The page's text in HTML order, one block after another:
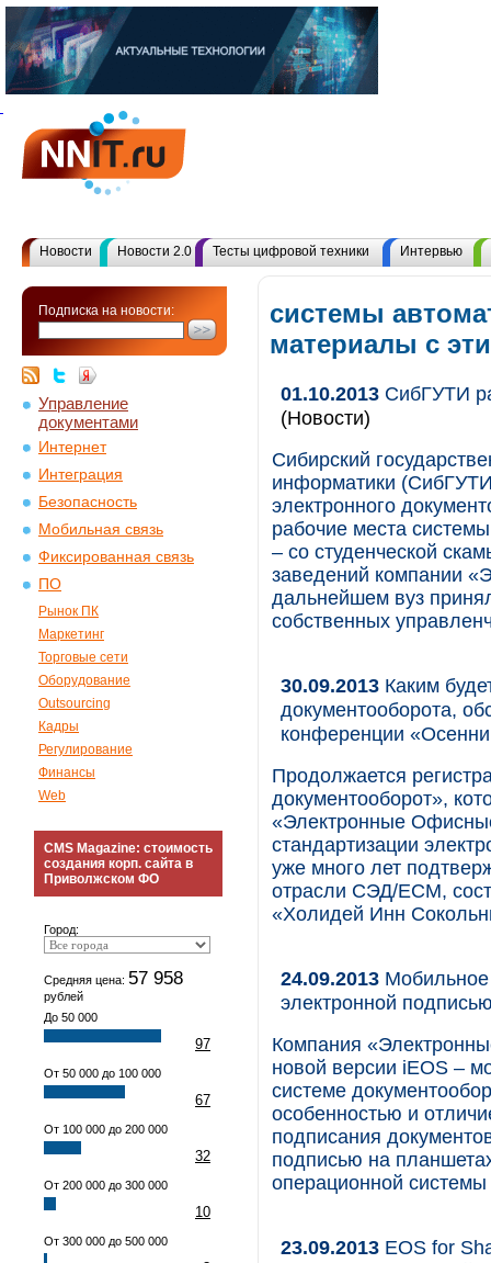
Новости Новости 2.0 Тесты цифровой техники Интервью
Подписка на новости:
Управление
документами
Интернет
Интеграция
Безопасность
Мобильная связь
Фиксированная связь
ПО
Рынок ПК
Маркетинг
Торговые сети
Оборудование
Outsourcing
Кадры
Регулирование
Финансы
Web
CMS Magazine: стоимость
создания корп. сайта в
Приволжском ФО
Город:
Средняя цена: 57 958
рублей
До 50 000
97
От 50 000 до 100 000
67
От 100 000 до 200 000
32
От 200 000 до 300 000
10
От 300 000 до 500 000
системы
материалы с
01.10.2013 СибГУТИ
(Новости)
Сибирский
информатики
электронного
рабочие места
– со студенческой
заведений компании
дальнейшем вуз
собственных
30.09.2013 Каким
документооборота,
конференции
Продолжается
документооборот»,
«Электронные
стандартизации
уже много лет
отрасли СЭД/ECM,
«Холидей Инн
24.09.2013
электронной
Компания
новой версии iEOS –
системе
особенностью и
подписания
подписью на
операционной
23.09.2013 EOS for